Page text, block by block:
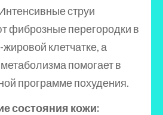
струи
фиброзные перегородки в
клетчатке, а
помогает в
программе похудения.
состояния кожи: